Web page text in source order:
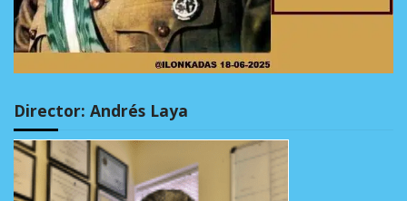
Director: Andrés Laya